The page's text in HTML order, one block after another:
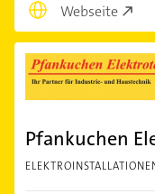
Webseite
Pfankuchen